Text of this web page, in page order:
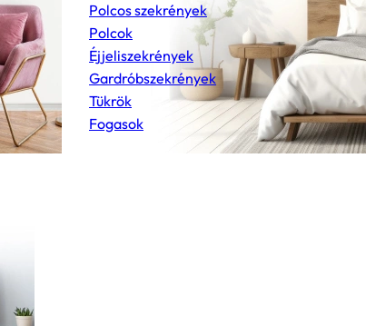
Polcos szekrények
Polcok
Éjjeliszekrények
Gardróbszekrények
Tükrök
Fogasok